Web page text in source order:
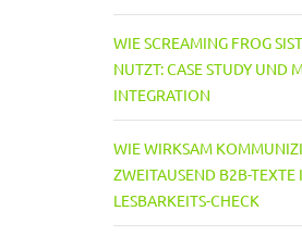
WIE SCREAMING FROG
NUTZT: CASE STUDY UND
INTEGRATION
WIE WIRKSAM
ZWEITAUSEND B2B-TEXTE
LESBARKEITS-CHECK